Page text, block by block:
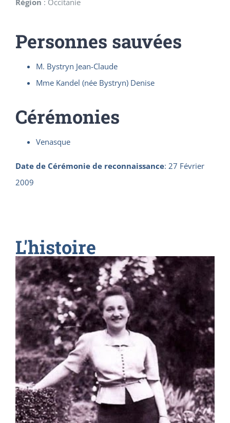
Région : Occitanie
Personnes sauvées
M. Bystryn Jean-Claude
Mme Kandel (née Bystryn) Denise
Cérémonies
Venasque
Date de Cérémonie de reconnaissance: 27 Février
2009
L'histoire